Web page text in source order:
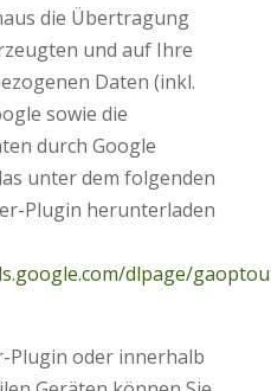
die Übertragung
und auf Ihre
Daten (inkl.
sowie die
durch Google
unter dem folgenden
Plugin herunterladen
dlpage/
Plugin oder innerhalb